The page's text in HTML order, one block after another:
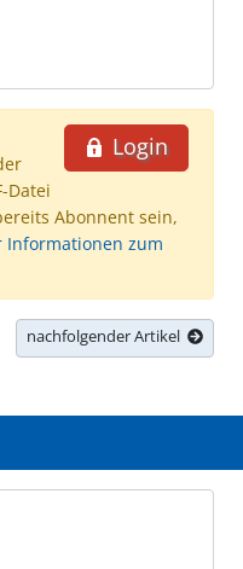
Login
Datei
Abonnent sein,
Informationen zum
nachfolgender Artikel